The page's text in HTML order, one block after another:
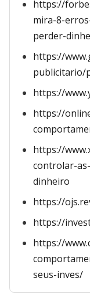
https://
mira-8-
perder-
https://
publicitario/
https://
https://
https://
controlar-
dinheiro
https://
https://
https://
seus-inves/